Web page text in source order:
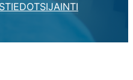
SIJAINTI